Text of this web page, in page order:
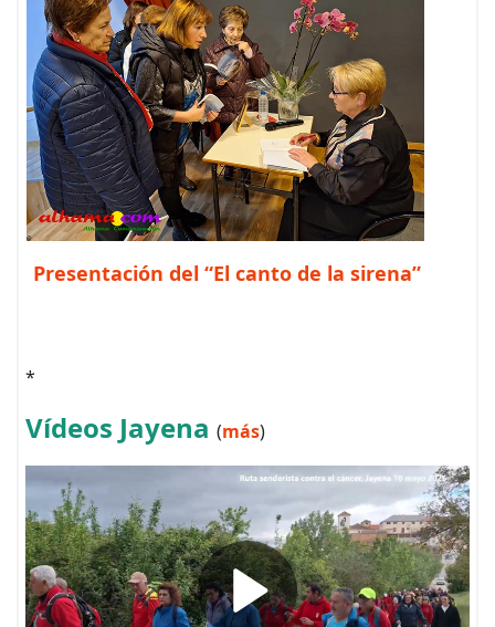
Presentación del “El canto de la sirena”
*
Vídeos Jayena (más)